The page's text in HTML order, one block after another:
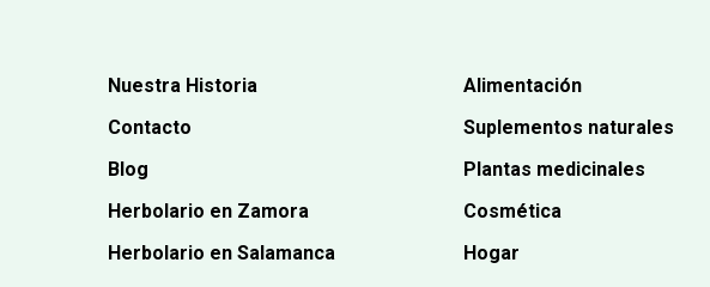
Nuestra Historia
Contacto
Blog
Herbolario en Zamora
Herbolario en Salamanca
Alimentación
Suplementos naturales
Plantas medicinales
Cosmética
Hogar